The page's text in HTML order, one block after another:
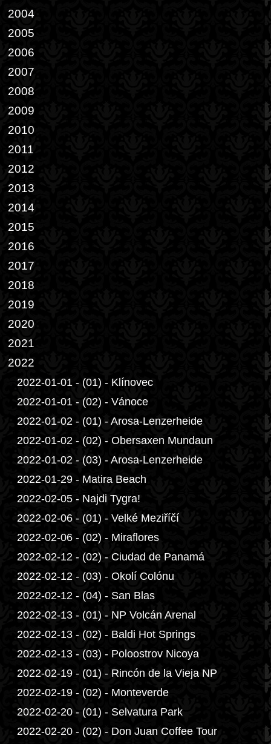
2004
2005
2006
2007
2008
2009
2010
2011
2012
2013
2014
2015
2016
2017
2018
2019
2020
2021
2022
2022-01-01 - (01) - Klínovec
2022-01-01 - (02) - Vánoce
2022-01-02 - (01) - Arosa-Lenzerheide
2022-01-02 - (02) - Obersaxen Mundaun
2022-01-02 - (03) - Arosa-Lenzerheide
2022-01-29 - Matira Beach
2022-02-05 - Najdi Tygra!
2022-02-06 - (01) - Velké Meziříčí
2022-02-06 - (02) - Miraflores
2022-02-12 - (02) - Ciudad de Panamá
2022-02-12 - (03) - Okolí Colónu
2022-02-12 - (04) - San Blas
2022-02-13 - (01) - NP Volcán Arenal
2022-02-13 - (02) - Baldi Hot Springs
2022-02-13 - (03) - Poloostrov Nicoya
2022-02-19 - (01) - Rincón de la Vieja NP
2022-02-19 - (02) - Monteverde
2022-02-20 - (01) - Selvatura Park
2022-02-20 - (02) - Don Juan Coffee Tour